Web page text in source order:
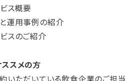
ス概要
運用事例の紹介
スのご紹介
スメの方
約いただいている飲食企業のご担当